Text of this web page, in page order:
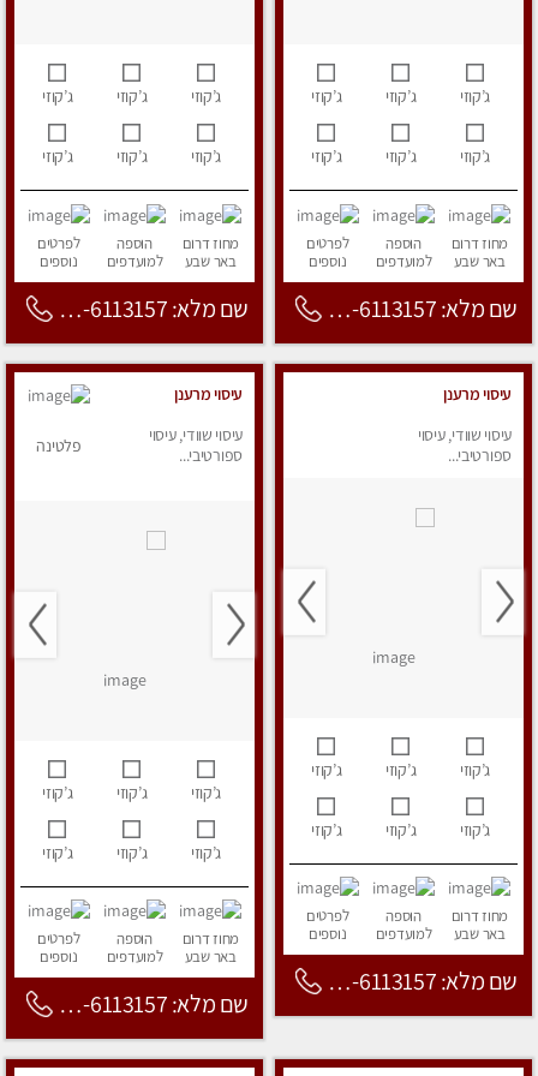
ג’קוזי ג’קוזי ג’קוזי
ג’קוזי ג’קוזי ג’קוזי
מחוז דרום
באר שבע
הוספה
למועדפים
לפרטים
נוספים
שם מלא: 053-6113157
ג’קוזי ג’קוזי ג’קוזי
ג’קוזי ג’קוזי ג’קוזי
מחוז דרום
באר שבע
הוספה
למועדפים
לפרטים
נוספים
שם מלא: 053-6113157
עיסוי מרענן
עיסוי שוודי, עיסוי
ספורטיבי...
ג’קוזי ג’קוזי ג’קוזי
ג’קוזי ג’קוזי ג’קוזי
מחוז דרום
באר שבע
הוספה
למועדפים
לפרטים
נוספים
שם מלא: 053-6113157
עיסוי מרענן
עיסוי שוודי, עיסוי
ספורטיבי...
פלטינה
ג’קוזי ג’קוזי ג’קוזי
ג’קוזי ג’קוזי ג’קוזי
מחוז דרום
באר שבע
הוספה
למועדפים
לפרטים
נוספים
שם מלא: 053-6113157